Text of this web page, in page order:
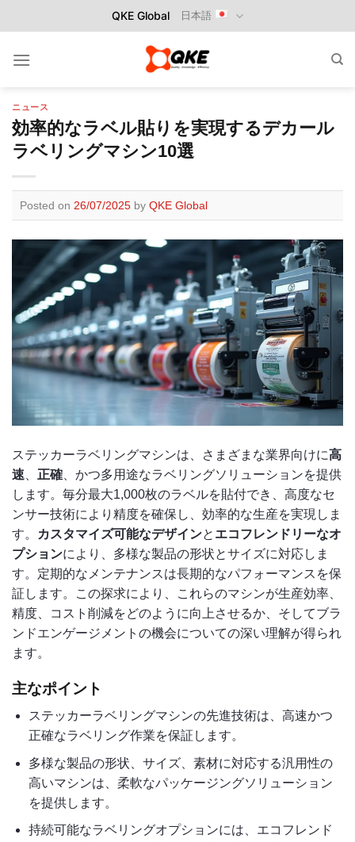
to
QKE Global 日本語
ニュース
効率的なラベル貼りを実現するデカール
ラベリングマシン10選
Posted on 26/07/2025 by QKE Global
ステッカーラベリングマシンは、さまざまな業界向けに高
速
正確 、かつ多用途なラベリングソリューションを提供
します。毎分最大1,000枚のラベルを貼付でき、高度なセ
ンサー技術により精度を確保し、効率的な生産を実現しま
す。
カスタマイズ可能なデザインと エコフレンドリーなオ
プションにより、多様な製品の形状とサイズに対応しま
す。定期的なメンテナンスは長期的なパフォーマンスを保
証します。この探求により、これらのマシンが生産効率、
精度、コスト削減をどのように向上させるか、そしてブラ
ンドエンゲージメントの機会についての深い理解が得られ
ます。
主なポイント
ステッカーラベリングマシンの先進技術は、高速かつ
正確なラベリング作業を保証します。
多様な製品の形状、サイズ、素材に対応する汎用性の
高いマシンは、柔軟なパッケージングソリューション
を提供します。
持続可能なラベリングオプションには、エコフレンド